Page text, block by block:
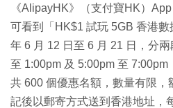
《AlipayHK》（支付寶HK）
可看到「HK$1 試玩 5GB 香港
年 6 月 12 日至 6 月 21 日，分
至 1:00pm 及 5:00pm 至
共 600 個優惠名額，數量有限，
記後以郵寄方式送到香港地址，